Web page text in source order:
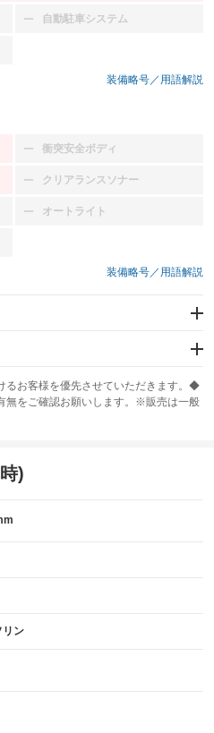
自動駐車システム
：装備なし
装備略号／用語解説
衝突安全ボディ
：装備なし
クリアランスソナー
：装備なし
オートライト
：装備なし
装備略号／用語解説
ABS
るお客様を優先させていただきます。◆
無をご確認お願いします。※販売は一般
)
リン